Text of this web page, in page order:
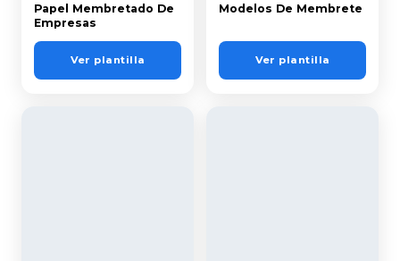
Papel Membretado De
Empresas
Ver plantilla
Modelos De Membrete
Ver plantilla